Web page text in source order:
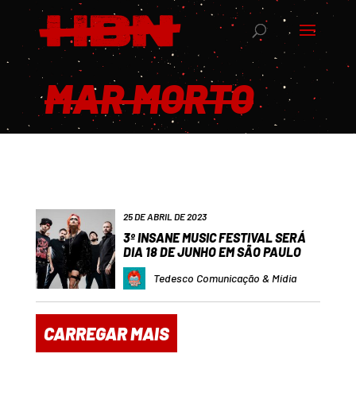
MAR MORTO
25 DE ABRIL DE 2023
3º INSANE MUSIC FESTIVAL SERÁ
DIA 18 DE JUNHO EM SÃO PAULO
Tedesco Comunicação & Mídia
CARREGAR MAIS